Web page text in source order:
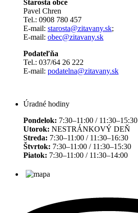
Starosta obce
Pavel Chren
Tel.: 0908 780 457
E-mail: starosta@zitavany.sk;
E-mail: obec@zitavany.sk
Podateľňa
Tel.: 037/64 26 222
E-mail: podatelna@zitavany.sk
Úradné hodiny
Pondelok: 7:30–11:00 / 11:30–15:30
Utorok: NESTRÁNKOVÝ DEŇ
Streda: 7:30–11:00 / 11:30–16:30
Štvrtok: 7:30–11:00 / 11:30–15:30
Piatok: 7:30–11:00 / 11:30–14:00